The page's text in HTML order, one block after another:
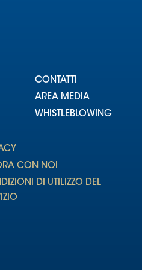
CONTATTI
AREA MEDIA
WHISTLEBLOWING
CON NOI
DI UTILIZZO DEL